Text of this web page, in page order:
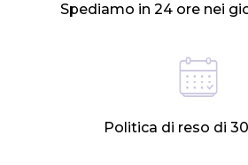
Spediamo in 24 ore nei
Politica di reso di